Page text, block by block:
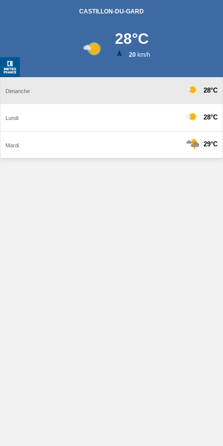
CASTILLON-DU-GARD
28°C
20km/h
Dimanche 28°C
Lundi 28°C
Mardi 29°C